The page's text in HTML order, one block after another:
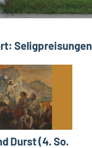
Seligpreisungen
Durst (4. So.